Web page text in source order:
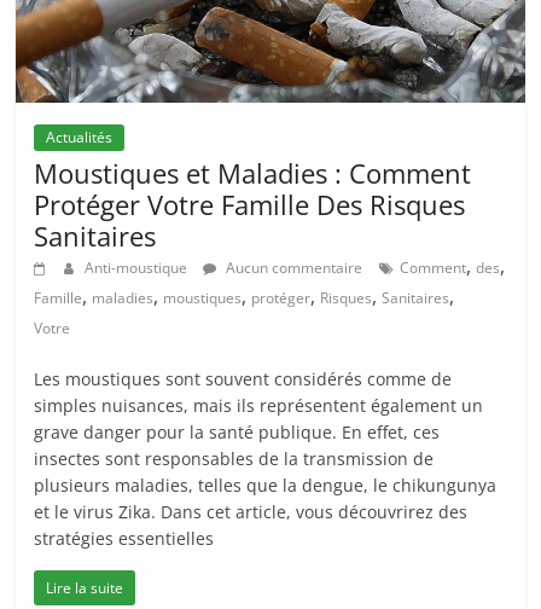
Actualités
Moustiques et Maladies : Comment
Protéger Votre Famille Des Risques
Sanitaires
Anti-moustique Aucun commentaire Comment,des,
Famille, maladies, moustiques, protéger, Risques,Sanitaires,
Votre
Les moustiques sont souvent considérés comme de
simples nuisances, mais ils représentent également un
grave danger pour la santé publique. En effet, ces
insectes sont responsables de la transmission de
plusieurs maladies, telles que la dengue, le chikungunya
et le virus Zika. Dans cet article, vous découvrirez des
stratégies essentielles
Lire la suite